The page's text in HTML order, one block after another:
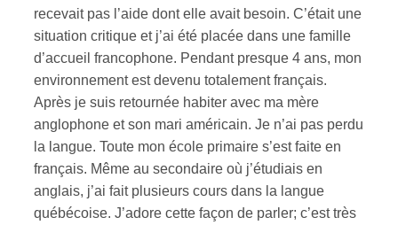
recevait pas l’aide dont elle avait besoin. C’était une
situation critique et j’ai été placée dans une famille
d’accueil francophone. Pendant presque 4 ans, mon
environnement est devenu totalement français.
Après je suis retournée habiter avec ma mère
anglophone et son mari américain. Je n’ai pas perdu
la langue. Toute mon école primaire s’est faite en
français. Même au secondaire où j’étudiais en
anglais, j’ai fait plusieurs cours dans la langue
québécoise. J’adore cette façon de parler; c’est très